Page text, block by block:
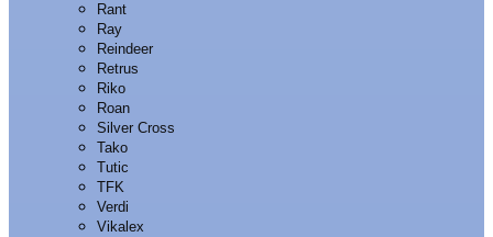
Rant
Ray
Reindeer
Retrus
Riko
Roan
Silver Cross
Tako
Tutic
TFK
Verdi
Vikalex